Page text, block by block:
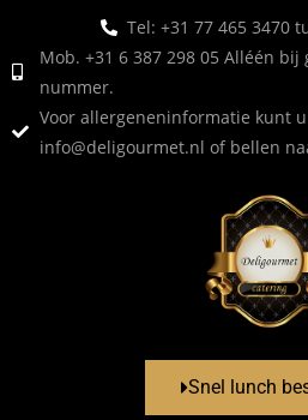
Tel: +31 77 465 3470
Mob. +31 6 387 298 05 Alléén
nummer.
Voor allergeneninformatie kunt
info@deligourmet.nl of bellen
Snel lunch